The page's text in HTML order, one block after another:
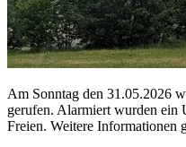
Am Sonntag den 31.05.2026
gerufen. Alarmiert wurden ein
Freien. Weitere Informationen